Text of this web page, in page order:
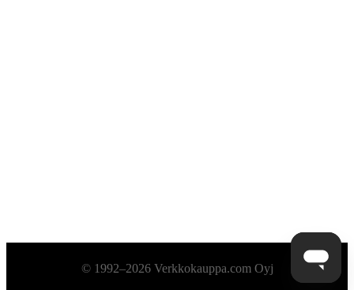
Alatunniste© 1992–2026 Verkkokauppa.com Oyj